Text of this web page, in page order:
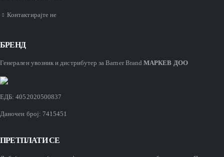
Контактирајте не
БРЕНД
Генерален увозник и дистрибутер за Barner BrandМАРКЕВ ДОО
ЕДБ: 4052020500837
Даночен број: 7415451
ПРЕТПЛАТИ СЕ